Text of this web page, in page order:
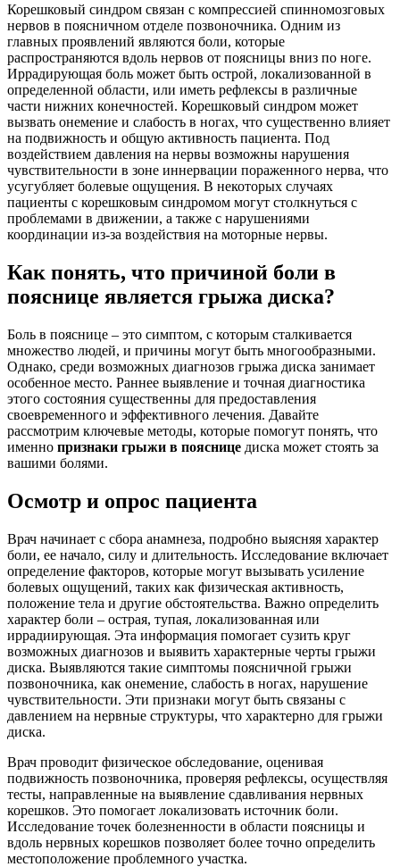
Корешковый синдром связан с компрессией спинномозговых
нервов в поясничном отделе позвоночника. Одним из
главных проявлений являются боли, которые
распространяются вдоль нервов от поясницы вниз по ноге.
Иррадирующая боль может быть острой, локализованной в
определенной области, или иметь рефлексы в различные
части нижних конечностей. Корешковый синдром может
вызвать онемение и слабость в ногах, что существенно влияет
на подвижность и общую активность пациента. Под
воздействием давления на нервы возможны нарушения
чувствительности в зоне иннервации пораженного нерва, что
усугубляет болевые ощущения. В некоторых случаях
пациенты с корешковым синдромом могут столкнуться с
проблемами в движении, а также с нарушениями
координации из-за воздействия на моторные нервы.
Как понять, что причиной боли в
пояснице является грыжа диска?
Боль в пояснице – это симптом, с которым сталкивается
множество людей, и причины могут быть многообразными.
Однако, среди возможных диагнозов грыжа диска занимает
особенное место. Раннее выявление и точная диагностика
этого состояния существенны для предоставления
своевременного и эффективного лечения. Давайте
рассмотрим ключевые методы, которые помогут понять, что
именно признаки грыжи в пояснице диска может стоять за
вашими болями.
Осмотр и опрос пациента
Врач начинает с сбора анамнеза, подробно выясняя характер
боли, ее начало, силу и длительность. Исследование включает
определение факторов, которые могут вызывать усиление
болевых ощущений, таких как физическая активность,
положение тела и другие обстоятельства. Важно определить
характер боли – острая, тупая, локализованная или
иррадиирующая. Эта информация помогает сузить круг
возможных диагнозов и выявить характерные черты грыжи
диска. Выявляются такие симптомы поясничной грыжи
позвоночника, как онемение, слабость в ногах, нарушение
чувствительности. Эти признаки могут быть связаны с
давлением на нервные структуры, что характерно для грыжи
диска.
Врач проводит физическое обследование, оценивая
подвижность позвоночника, проверяя рефлексы, осуществляя
тесты, направленные на выявление сдавливания нервных
корешков. Это помогает локализовать источник боли.
Исследование точек болезненности в области поясницы и
вдоль нервных корешков позволяет более точно определить
местоположение проблемного участка.